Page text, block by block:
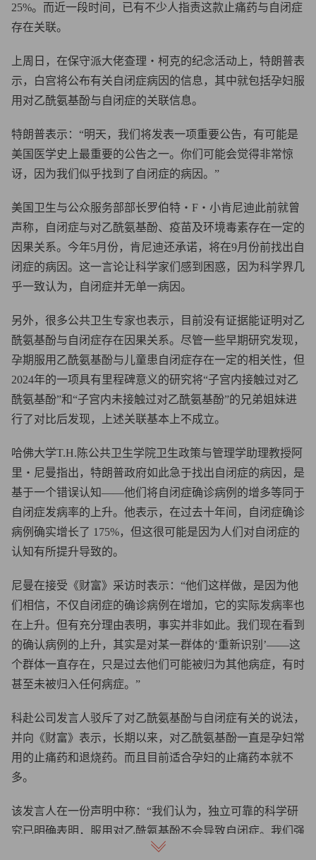
25%。而近一段时间，已有不少人指责这款止痛药与自闭症
存在关联。
上周日，在保守派大佬查理・柯克的纪念活动上，特朗普表
示，白宫将公布有关自闭症病因的信息，其中就包括孕妇服
用对乙酰氨基酚与自闭症的关联信息。
特朗普表示：“明天，我们将发表一项重要公告，有可能是
美国医学史上最重要的公告之一。你们可能会觉得非常惊
讶，因为我们似乎找到了自闭症的病因。”
美国卫生与公众服务部部长罗伯特・F・小肯尼迪此前就曾
声称，自闭症与对乙酰氨基酚、疫苗及环境毒素存在一定的
因果关系。今年5月份，肯尼迪还承诺，将在9月份前找出自
闭症的病因。这一言论让科学家们感到困惑，因为科学界几
乎一致认为，自闭症并无单一病因。
另外，很多公共卫生专家也表示，目前没有证据能证明对乙
酰氨基酚与自闭症存在因果关系。尽管一些早期研究发现，
孕期服用乙酰氨基酚与儿童患自闭症存在一定的相关性，但
2024年的一项具有里程碑意义的研究将“子宫内接触过对乙
酰氨基酚”和“子宫内未接触过对乙酰氨基酚”的兄弟姐妹进
行了对比后发现，上述关联基本上不成立。
哈佛大学T.H.陈公共卫生学院卫生政策与管理学助理教授阿
里・尼曼指出，特朗普政府如此急于找出自闭症的病因，是
基于一个错误认知——他们将自闭症确诊病例的增多等同于
自闭症发病率的上升。他表示，在过去十年间，自闭症确诊
病例确实增长了 175%，但这很可能是因为人们对自闭症的
认知有所提升导致的。
尼曼在接受《财富》采访时表示：“他们这样做，是因为他
们相信，不仅自闭症的确诊病例在增加，它的实际发病率也
在上升。但有充分理由表明，事实并非如此。我们现在看到
的确认病例的上升，其实是对某一群体的‘重新识别’——这
个群体一直存在，只是过去他们可能被归为其他病症，有时
甚至未被归入任何病症。”
科赴公司发言人驳斥了对乙酰氨基酚与自闭症有关的说法，
并向《财富》表示，长期以来，对乙酰氨基酚一直是孕妇常
用的止痛药和退烧药。而且目前适合孕妇的止痛药本就不
多。
该发言人在一份声明中称：“我们认为，独立可靠的科学研
究已明确表明，服用对乙酰氨基酚不会导致自闭症。我们强
烈反对任何相反的说法，同时也对这种说法可能给准妈妈们